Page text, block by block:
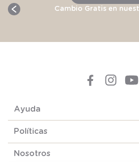
Cambio Gratis en
Ayuda
Políticas
Nosotros